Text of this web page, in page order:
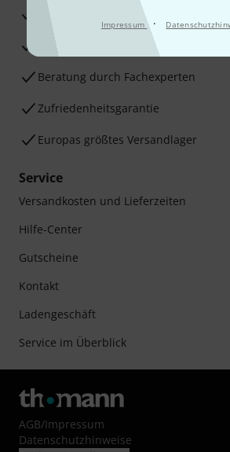
Impressum ·
30 Tage Money-Back-Garantie
Beratung durch Fachexperten
Zufriedenheitsgarantie
Europas größtes Versandlager
Service
Versandkosten und Lieferzeiten
Hilfe-Center
Gutscheine
Kontakt
Ladengeschäft
Service im Überblick
AGB/Impressum
Datenschutzhinweise